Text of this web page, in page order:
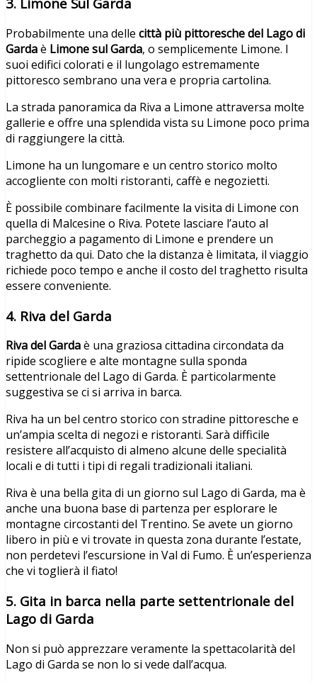
Probabilmente una delle città più pittoresche del Lago di
Gardaè Limone sul Garda, o semplicemente Limone. I
suoi edifici colorati e il lungolago estremamente
pittoresco sembrano una vera e propria cartolina.
La strada panoramica da Riva a Limone attraversa molte
gallerie e offre una splendida vista su Limone poco prima
di raggiungere la città.
Limone ha un lungomare e un centro storico molto
accogliente con molti ristoranti, caffè e negozietti.
È possibile combinare facilmente la visita di Limone con
quella di Malcesine o Riva. Potete lasciare l’auto al
parcheggio a pagamento di Limone e prendere un
traghetto da qui. Dato che la distanza è limitata, il viaggio
richiede poco tempo e anche il costo del traghetto risulta
essere conveniente.
4. Riva del Garda
Riva del Gardaè una graziosa cittadina circondata da
ripide scogliere e alte montagne sulla sponda
settentrionale del Lago di Garda. È particolarmente
suggestiva se ci si arriva in barca.
Riva ha un bel centro storico con stradine pittoresche e
un’ampia scelta di negozi e ristoranti. Sarà difficile
resistere all’acquisto di almeno alcune delle specialità
locali e di tutti i tipi di regali tradizionali italiani.
Riva è una bella gita di un giorno sul Lago di Garda, ma è
anche una buona base di partenza per esplorare le
montagne circostanti del Trentino. Se avete un giorno
libero in più e vi trovate in questa zona durante l’estate,
non perdetevi l’escursione in Val di Fumo. È un’esperienza
che vi toglierà il fiato!
5. Gita in barca nella parte settentrionale del
Lago di Garda
Non si può apprezzare veramente la spettacolarità del
Lago di Garda se non lo si vede dall’acqua.